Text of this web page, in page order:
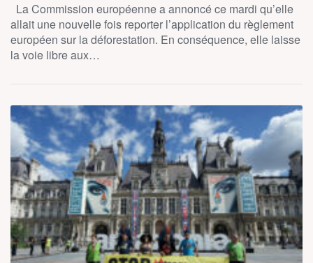
La Commission européenne a annoncé ce mardi qu’elle
allait une nouvelle fois reporter l’application du règlement
européen sur la déforestation. En conséquence, elle laisse
la voie libre aux…